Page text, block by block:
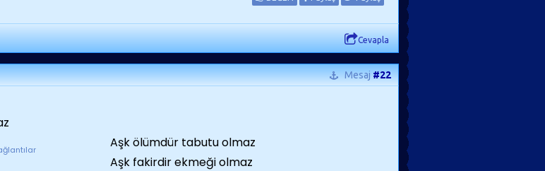
Cevapla
Mesaj#22
Aşk ölümdür tabutu olmaz
Aşk fakirdir ekmeği olmaz